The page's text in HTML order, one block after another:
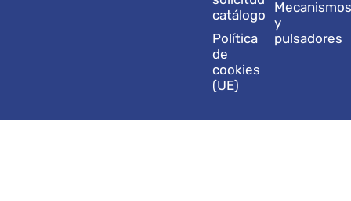
catálogo
Política
de
cookies
(UE)
y
pulsadores